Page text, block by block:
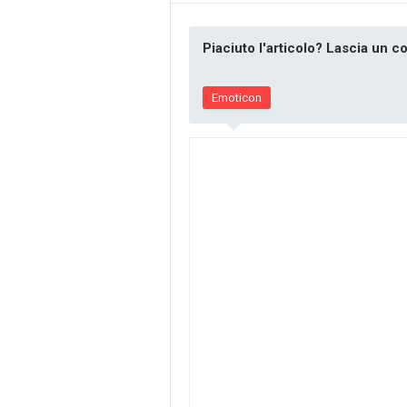
Piaciuto l'articolo? Lascia un
Emoticon